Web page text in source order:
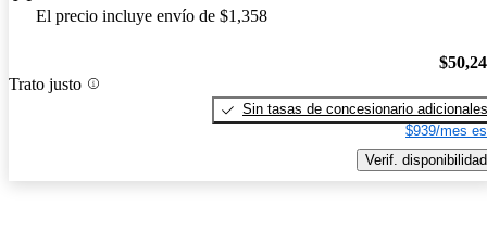
El precio incluye envío de $1,358
Trato justo
Sin tasas de concesionario adicionales
$939/mes
Verif. disponibilidad